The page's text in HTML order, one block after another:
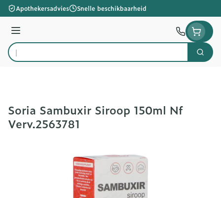
Ga naar de inhoud
Apothekersadvies Snelle beschikbaarheid
Menu
Product, merk, categorie...
Zoek
Soria Sambuxir Siroop 150ml Nf
Verv.2563781